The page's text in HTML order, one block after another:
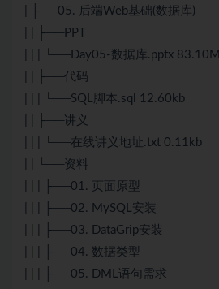
| ├──05. 后端Web基础(数据库)
| | ├──PPT
| | | └──Day05-数据库.pptx 83.10M
| | ├──代码
| | | └──SQL脚本.sql 12.60kb
| | ├──讲义
| | | └──在线讲义地址.txt 0.11kb
| | └──资料
| | | ├──01. 页面原型
| | | ├──02. MySQL安装
| | | ├──03. DataGrip安装
| | | ├──04. 数据类型
| | | ├──05. DML语句需求